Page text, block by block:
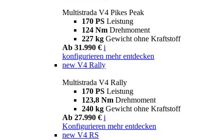
Multistrada V4 Pikes Peak
170 PS Leistung
124 Nm Drehmoment
227 kg Gewicht ohne Kraftstoff
Ab 31.990 € i
konfigurieren mehr entdecken
new V4 Rally
Multistrada V4 Rally
170 PS Leistung
123,8 Nm Drehmoment
240 kg Gewicht ohne Kraftstoff
Ab 27.990 € i
Konfigurieren mehr entdecken
new V4 RS